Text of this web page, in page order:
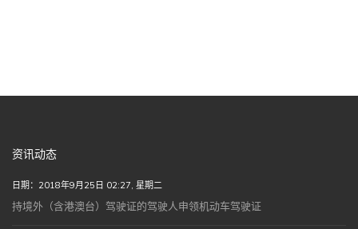
资讯动态
日期：2018年9月25日 02:27, 星期二
持境外（含港澳台）驾驶证的驾驶人申领机动车驾驶证